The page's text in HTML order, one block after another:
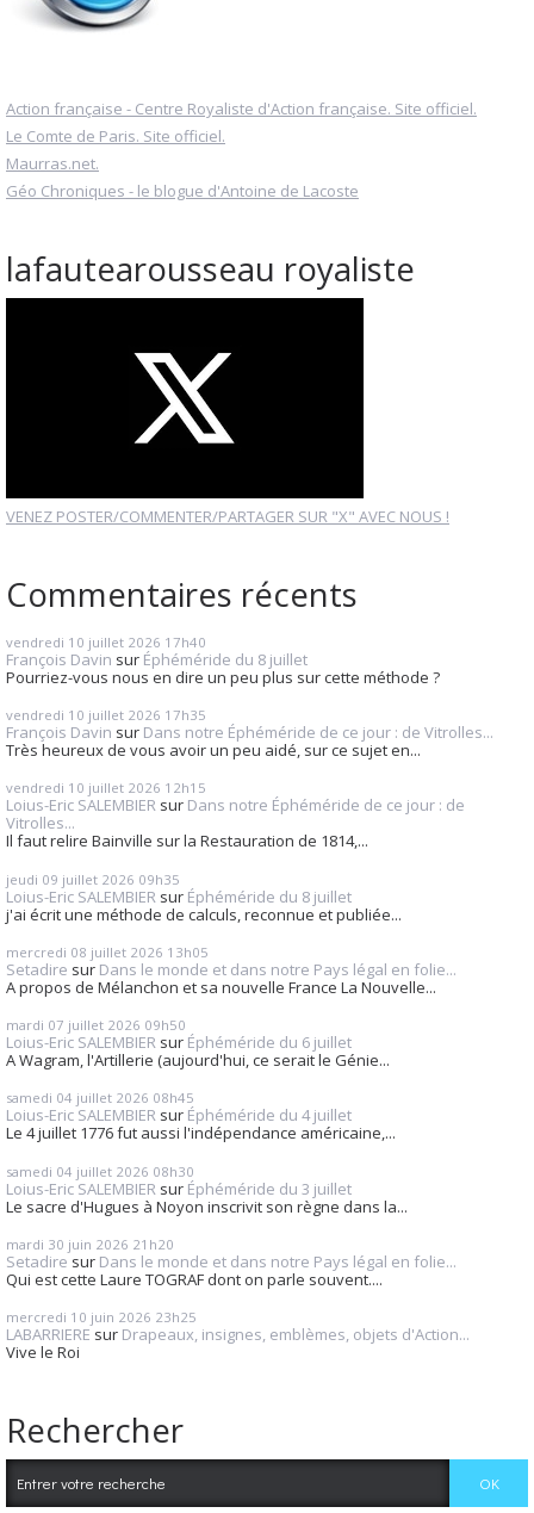
Action française - Centre Royaliste d'Action française. Site officiel.
Le Comte de Paris. Site officiel.
Maurras.net.
Géo Chroniques - le blogue d'Antoine de Lacoste
lafautearousseau royaliste
VENEZ POSTER/COMMENTER/PARTAGER SUR "X" AVEC NOUS !
Commentaires récents
vendredi 10 juillet 2026 17h40
François Davin sur Éphéméride du 8 juillet
Pourriez-vous nous en dire un peu plus sur cette méthode ?
vendredi 10 juillet 2026 17h35
François Davin sur Dans notre Éphéméride de ce jour : de Vitrolles...
Très heureux de vous avoir un peu aidé, sur ce sujet en...
vendredi 10 juillet 2026 12h15
Loius-Eric SALEMBIER sur Dans notre Éphéméride de ce jour : de
Vitrolles...
Il faut relire Bainville sur la Restauration de 1814,...
jeudi 09 juillet 2026 09h35
Loius-Eric SALEMBIER sur Éphéméride du 8 juillet
j'ai écrit une méthode de calculs, reconnue et publiée...
mercredi 08 juillet 2026 13h05
Setadire sur Dans le monde et dans notre Pays légal en folie...
A propos de Mélanchon et sa nouvelle France La Nouvelle...
mardi 07 juillet 2026 09h50
Loius-Eric SALEMBIER sur Éphéméride du 6 juillet
A Wagram, l'Artillerie (aujourd'hui, ce serait le Génie...
samedi 04 juillet 2026 08h45
Loius-Eric SALEMBIER sur Éphéméride du 4 juillet
Le 4 juillet 1776 fut aussi l'indépendance américaine,...
samedi 04 juillet 2026 08h30
Loius-Eric SALEMBIER sur Éphéméride du 3 juillet
Le sacre d'Hugues à Noyon inscrivit son règne dans la...
mardi 30 juin 2026 21h20
Setadire sur Dans le monde et dans notre Pays légal en folie...
Qui est cette Laure TOGRAF dont on parle souvent....
mercredi 10 juin 2026 23h25
LABARRIERE sur Drapeaux, insignes, emblèmes, objets d'Action...
Vive le Roi
Rechercher